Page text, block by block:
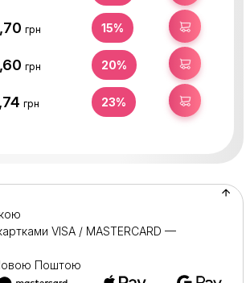
грн 15% КУПИТИ
грн 20% КУПИТИ
грн 23% КУПИТИ
VISA / MASTERCARD —
Поштою